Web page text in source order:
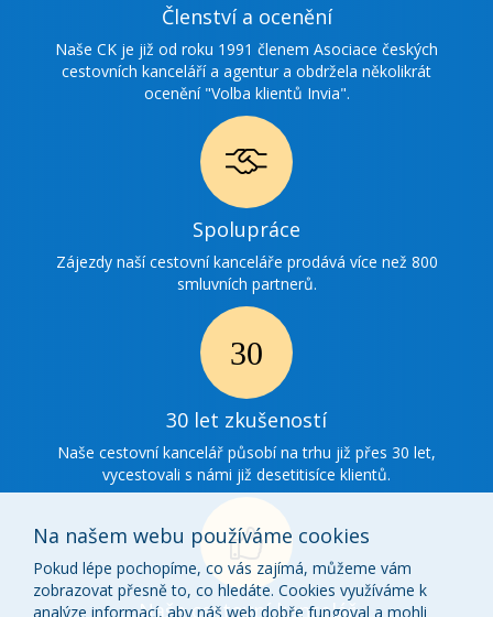
Ikonka
ocenění
Členství a ocenění
Naše CK je již od roku 1991 členem Asociace českých
cestovních kanceláří a agentur a obdržela několikrát
ocenění "Volba klientů Invia".
Ikonka
spolupráce
Spolupráce
Zájezdy naší cestovní kanceláře prodává více než 800
smluvních partnerů.
30 Ikonka
zkušenosti
30 let zkušeností
Naše cestovní kancelář působí na trhu již přes 30 let,
vycestovali s námi již desetitisíce klientů.
Ikonka
Naše cestovní kancelář
Na našem webu používáme cookies
Pokud lépe pochopíme, co vás zajímá, můžeme vám
zobrazovat přesně to, co hledáte. Cookies využíváme k
analýze informací, aby náš web dobře fungoval a mohli